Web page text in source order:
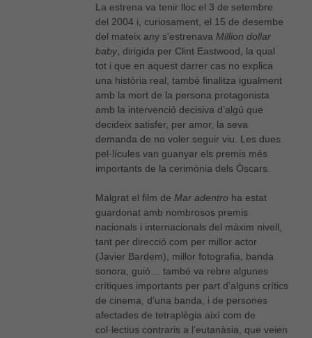
La estrena va tenir lloc el 3 de setembre
del 2004 i, curiosament, el 15 de desembe
del mateix any s’estrenava Million dollar
baby, dirigida per Clint Eastwood, la qual
tot i que en aquest darrer cas no explica
una història real, també finalitza igualment
amb la mort de la persona protagonista
amb la intervenció decisiva d’algú que
decideix satisfer, per amor, la seva
demanda de no voler seguir viu. Les dues
pel·lícules van guanyar els premis més
importants de la cerimònia dels Òscars.
Malgrat el film deMar adentro ha estat
guardonat amb nombrosos premis
nacionals i internacionals del màxim nivell,
tant per direcció com per millor actor
(Javier Bardem), millor fotografia, banda
sonora, guió… també va rebre algunes
crítiques importants per part d’alguns crítics
de cinema, d’una banda, i de persones
afectades de tetraplègia així com de
col·lectius contraris a l’eutanàsia, que veien